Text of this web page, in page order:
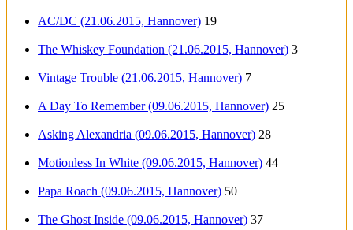
AC/DC (21.06.2015, Hannover) 19
The Whiskey Foundation (21.06.2015, Hannover) 3
Vintage Trouble (21.06.2015, Hannover) 7
A Day To Remember (09.06.2015, Hannover) 25
Asking Alexandria (09.06.2015, Hannover) 28
Motionless In White (09.06.2015, Hannover) 44
Papa Roach (09.06.2015, Hannover) 50
The Ghost Inside (09.06.2015, Hannover) 37